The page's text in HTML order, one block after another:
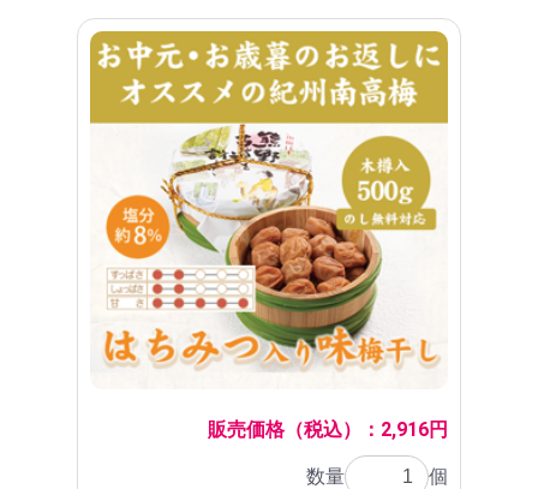
販売価格（税込）：2,916円
数量 個